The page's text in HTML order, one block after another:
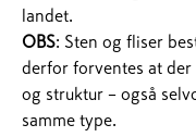
landet. ​​​​​​​
OBS: Sten og fliser
derfor forventes at
og struktur – også
samme type.